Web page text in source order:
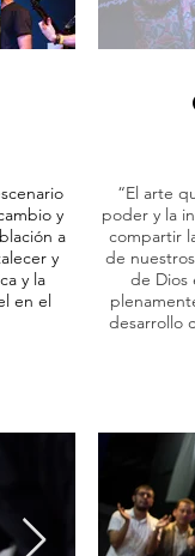
y
a
y
y la
en el
“El arte
poder y la
compartir
de
de Dios
desarrollo